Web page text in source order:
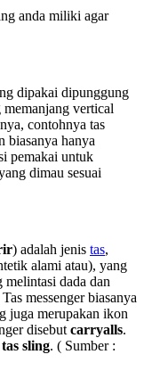
anda miliki agar
dipakai dipunggung
vertical
contohnya tas
biasanya hanya
pemakai untuk
dimau sesuai
) adalah jenis tas,
alami atau), yang
melintasi dada dan
messenger biasanya
juga merupakan ikon
disebut carryalls.
tas sling. ( Sumber :